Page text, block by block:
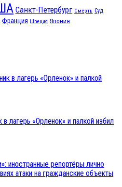
Санкт-Петербург Смерть Суд
Франция Швеция Япония
лагерь «Орленок» и палкой избил